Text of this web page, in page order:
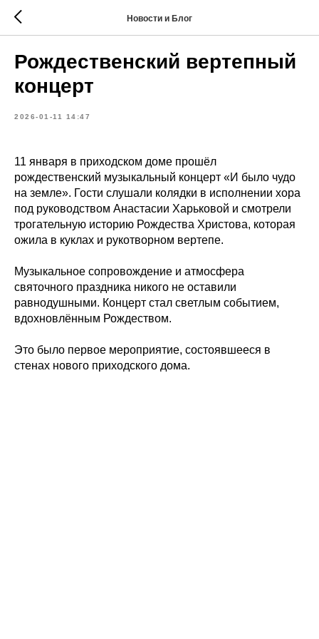
Новости и Блог
Рождественский вертепный
концерт
2026-01-11 14:47
11 января в приходском доме прошёл
рождественский музыкальный концерт «И было чудо
на земле». Гости слушали колядки в исполнении хора
под руководством Анастасии Харьковой и смотрели
трогательную историю Рождества Христова, которая
ожила в куклах и рукотворном вертепе.
Музыкальное сопровождение и атмосфера
святочного праздника никого не оставили
равнодушными. Концерт стал светлым событием,
вдохновлённым Рождеством.
Это было первое мероприятие, состоявшееся в
стенах нового приходского дома.